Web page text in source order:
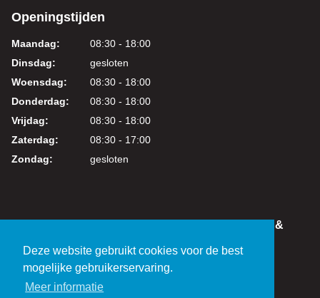
Deze website gebruikt cookies voor de best
mogelijke gebruikerservaring.
Meer informatie
Openingstijden
Maandag:
08:30 - 18:00
Dinsdag:
gesloten
Woensdag:
08:30 - 18:00
Donderdag:
08:30 - 18:00
Vrijdag:
08:30 - 18:00
Zaterdag:
08:30 - 17:00
Zondag:
gesloten
IN DEZE WEBSHOP KUNT U VEILIG WINKELEN &
BTW: NL821038461B01